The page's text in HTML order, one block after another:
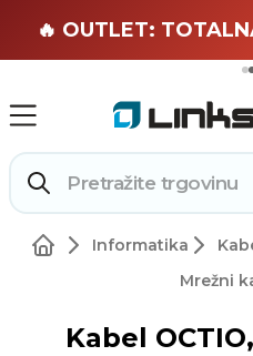
🏄
🔥 OUTLET:
Informatika
Mrežni
Kabel